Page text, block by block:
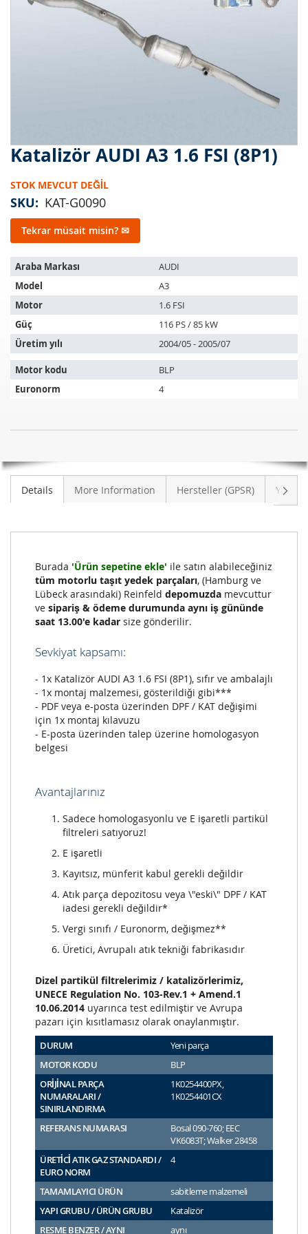
Katalizör AUDI A3 1.6 FSI (8P1)
STOK MEVCUT DEĞIL
SKU KAT-G0090
Tekrar müsait misin? ✉
Bu
ürün
aşağıdaki
araçlara
uyar:
Araba Markası
AUDI
Model
A3
Motor
1.6 FSI
Güç
116 PS / 85 kW
Üretim yılı
2004/05 - 2005/07
Motor kodu
BLP
Euronorm
4
A3
1.6
FSI
DEĞIL
Resim
galerisinin
başlangıcına
git
Details More Information Hersteller (GPSR)
Burada 'Ürün sepetine ekle' ile satın alabileceğiniz
tüm motorlu taşıt yedek parçaları, (Hamburg ve
Lübeck arasındaki) Reinfeld depomuzda mevcuttur
ve sipariş & ödeme durumunda aynı iş gününde
saat 13.00'e kadar size gönderilir.
Sevkiyat kapsamı:
- 1x Katalizör AUDI A3 1.6 FSI (8P1), sıfır ve ambalajlı
- 1x montaj malzemesi, gösterildiği gibi***
- PDF veya e-posta üzerinden DPF / KAT değişimi
için 1x montaj kılavuzu
- E-posta üzerinden talep üzerine homologasyon
belgesi
Avantajlarınız
Sadece homologasyonlu ve E işaretli partikül
filtreleri satıyoruz!
E işaretli
Kayıtsız, münferit kabul gerekli değildir
Atık parça depozitosu veya \"eski\" DPF / KAT
iadesi gerekli değildir*
Vergi sınıfı / Euronorm, değişmez**
Üretici, Avrupalı atık tekniği fabrikasıdır
Dizel partikül filtrelerimiz / katalizörlerimiz,
UNECE Regulation No. 103-Rev.1 + Amend.1
10.06.2014 uyarınca test edilmiştir ve Avrupa
pazarı için kısıtlamasız olarak onaylanmıştır.
DURUM
Yeni parça
MOTOR KODU
BLP
ORİJİNAL PARÇA
NUMARALARI /
SINIRLANDIRMA
1K0254400PX,
1K0254401CX
REFERANS NUMARASI
Bosal 090-760; EEC
VK6083T; Walker 28458
ÜRETİCİ ATIK GAZ STANDARDI /
EURO NORM
4
TAMAMLAYICI ÜRÜN
sabitleme malzemeli
YAPI GRUBU / ÜRÜN GRUBU
Katalizör
RESME BENZER / AYNI
aynı